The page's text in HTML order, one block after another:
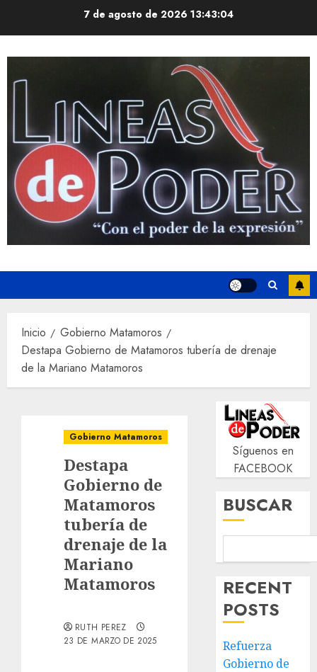
7 de agosto de 2026 13:43:05
Inicio
Gobierno Matamoros
Destapa Gobierno de Matamoros tubería de drenaje
de la Mariano Matamoros
Gobierno Matamoros
Destapa
Gobierno de
Matamoros
tubería de
drenaje de la
Mariano
Matamoros
RUTH PEREZ
23 DE MARZO DE 2025
Síguenos en
FACEBOOK
BUSCAR
RECENT
POSTS
Refuerza
Gobierno de